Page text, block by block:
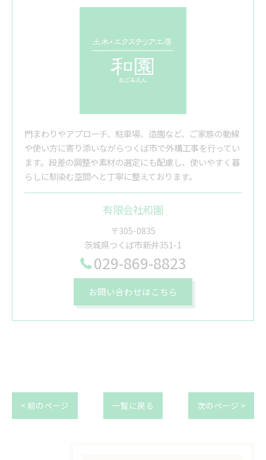
門まわりやアプローチ、駐車場、造園など、ご家族の動線
や使い方に寄り添いながらつくば市で外構工事を行ってい
ます。段差の調整や素材の選定にも配慮し、使いやすく暮
らしに馴染む空間へと丁寧に整えております。
有限会社和園
〒305-0835
茨城県つくば市新井351-1
029-869-8823
お問い合わせはこちら
< 前のページ 一覧に戻る 次のページ >